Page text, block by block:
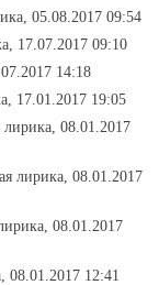
05.08.2017 09:54
17.07.2017 09:10
14:18
17.01.2017 19:05
лирика, 08.01.2017
лирика, 08.01.2017
08.01.2017
08.01.2017 12:41